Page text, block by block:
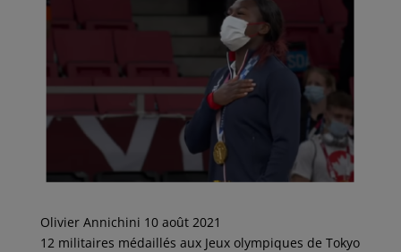
r
Olivier Annichini 10 août 2021
12 militaires médaillés aux Jeux olympiques de Tokyo